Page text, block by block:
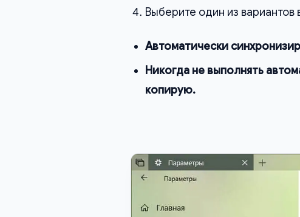
Выберите один из
Автоматически
Никогда не выполнять
копирую.